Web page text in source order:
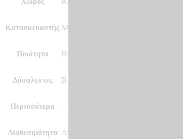
Κατασκευαστής Marburg – Made in Germany
Ποιότητα Hot Embossed, Vinyl, Vlies – Non
Δύσφλεκτες B – s1 d0
Περισσότερα –
Διαθεσιμότητα Αποστολή σε 7 – 10 μέρες